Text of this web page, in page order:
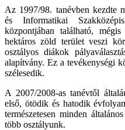
Az 1997/98. tanévben kezdte
és Informatikai
központjában található,
hektáros zöld terület veszi
osztályos diákok
alapítvány. Ez a tevékenységi
szélesedik.
A 2007/2008-as tanévtől
első, ötödik és hatodik
természetesen minden
több osztályunk.